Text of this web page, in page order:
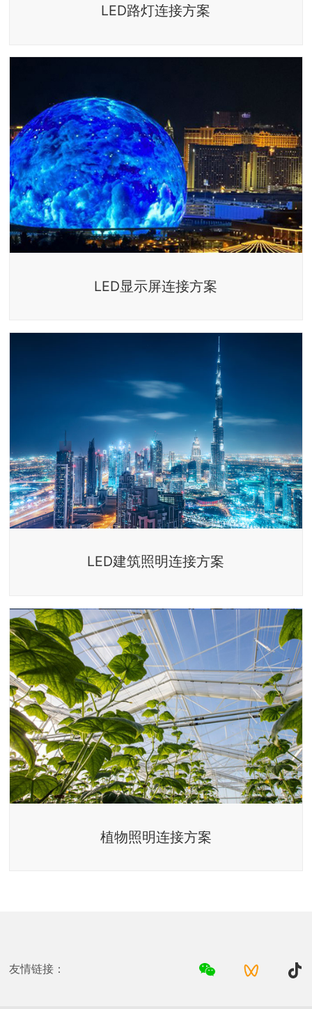
LED路灯连接方案
LED显示屏连接方案
LED建筑照明连接方案
植物照明连接方案
友情链接：